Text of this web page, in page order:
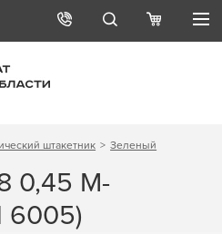
штакетник Зеленый
0,45 М-
6005)